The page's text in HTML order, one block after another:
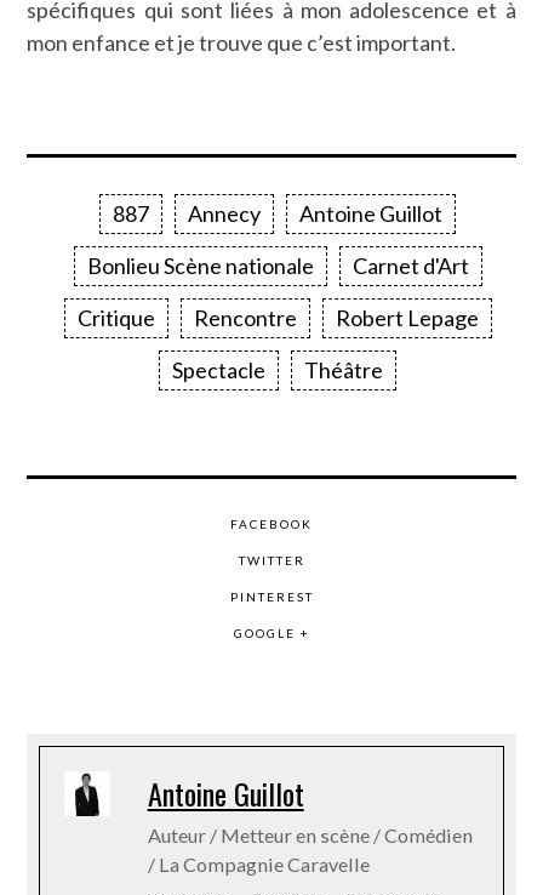
spécifiques qui sont liées à mon adolescence et à
mon enfance et je trouve que c’est important.
887 Annecy
Antoine Guillot
Bonlieu Scène nationale
Carnet d'Art
Critique
Rencontre
Robert Lepage
Spectacle
Théâtre
FACEBOOK
TWITTER
PINTEREST
GOOGLE +
Antoine Guillot
Auteur / Metteur en scène / Comédien
/ La Compagnie Caravelle